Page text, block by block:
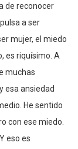
de reconocer
a ser
mujer, el miedo
es riquísimo. A
muchas
esa ansiedad
He sentido
con ese miedo.
eso es